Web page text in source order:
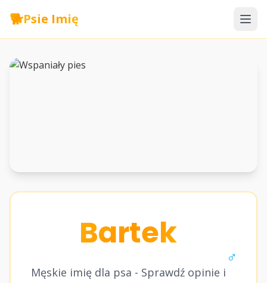
🐕Psie Imię
Bartek
Męskie imię dla psa - Sprawdź opinie i
♂